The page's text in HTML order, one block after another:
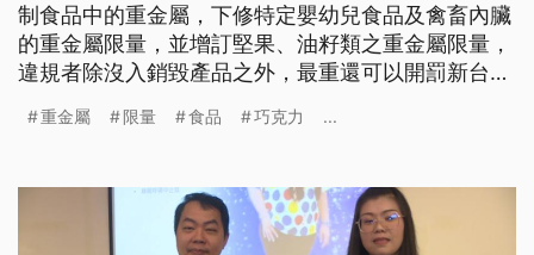
制食品中的重金屬，下修特定嬰幼兒食品及禽畜內臟
的重金屬限量，並增訂堅果、油籽類之重金屬限量，
違規者除沒入銷毀產品之外，最重還可以開罰新台幣
進。
重金屬 限量 食品 巧克力 ...